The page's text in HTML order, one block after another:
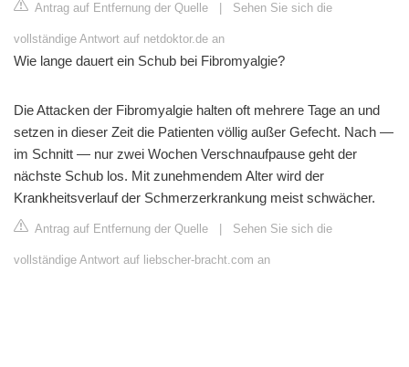
Antrag auf Entfernung der Quelle Sehen Sie sich die
vollständige Antwort auf netdoktor.de an
Wie lange dauert ein Schub bei Fibromyalgie?
Die Attacken der Fibromyalgie halten oft mehrere Tage an und
setzen in dieser Zeit die Patienten völlig außer Gefecht. Nach —
im Schnitt — nur zwei Wochen Verschnaufpause geht der
nächste Schub los. Mit zunehmendem Alter wird der
Krankheitsverlauf der Schmerzerkrankung meist schwächer.
Antrag auf Entfernung der Quelle Sehen Sie sich die
vollständige Antwort auf liebscher-bracht.com an